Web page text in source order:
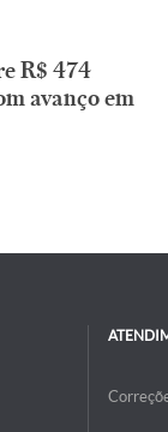
R$ 474
avanço em